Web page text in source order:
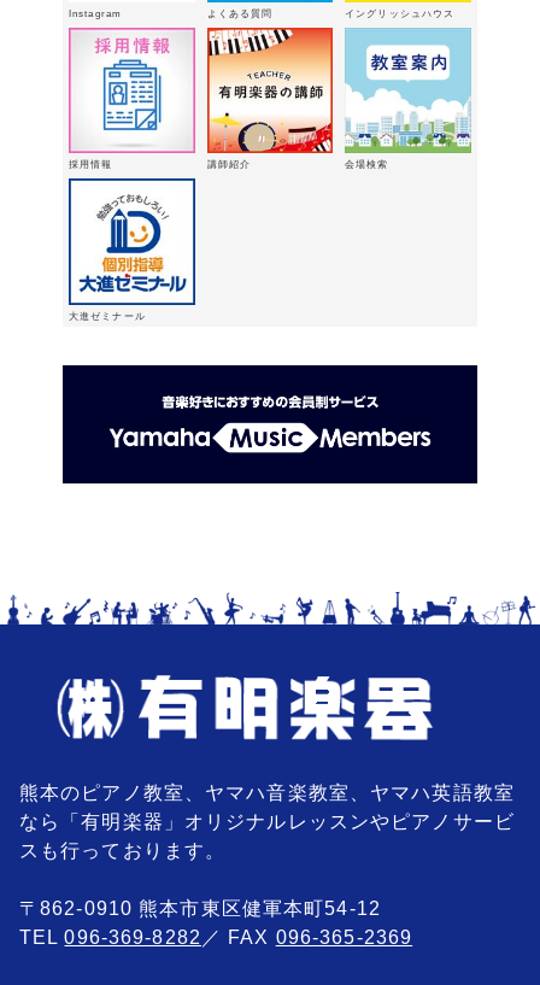
実施中！！
2026年1月9日
「ウィンターパーティー」を開催しま
した。 2025年12月21日
Instagram よくある質問 イングリッシュハウス
採用情報 講師紹介 会場検索
大進ゼミナール
熊本のピアノ教室、ヤマハ音楽教室、ヤマハ英語教室
なら「有明楽器」オリジナルレッスンやピアノサービ
スも行っております。
〒862-0910 熊本市東区健軍本町54-12
TEL096-369-8282 ／ FAX 096-365-2369